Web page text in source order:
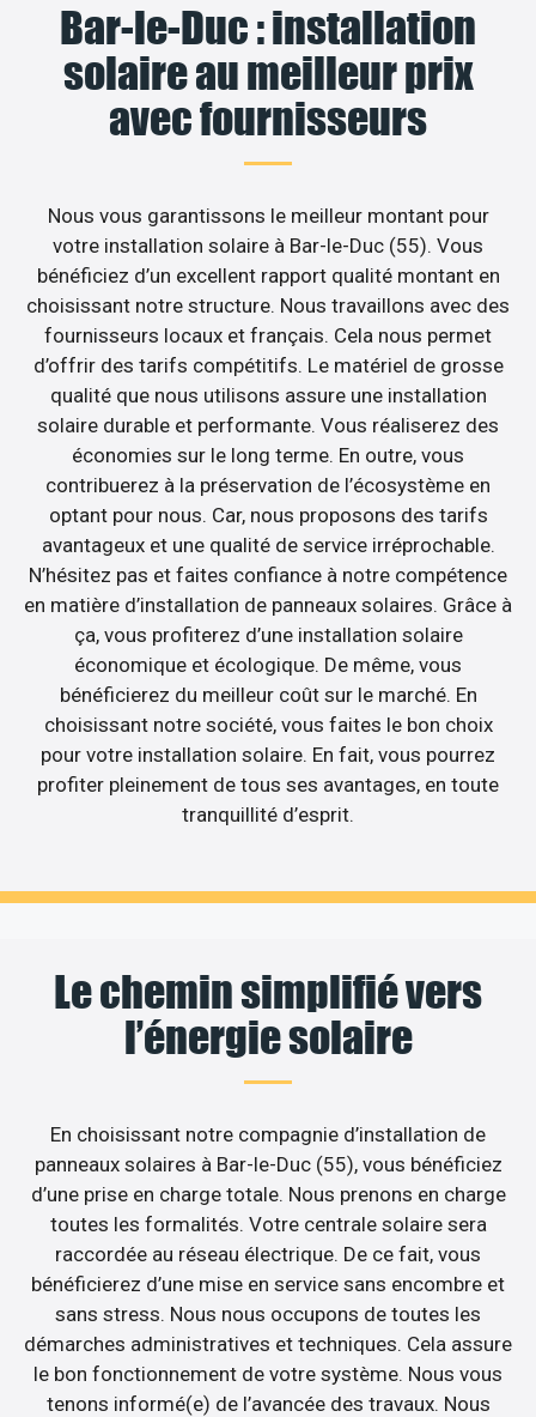
Bar-le-Duc : installation
solaire au meilleur prix
avec fournisseurs
Nous vous garantissons le meilleur montant pour
votre installation solaire à Bar-le-Duc (55). Vous
bénéficiez d’un excellent rapport qualité montant en
choisissant notre structure. Nous travaillons avec des
fournisseurs locaux et français. Cela nous permet
d’offrir des tarifs compétitifs. Le matériel de grosse
qualité que nous utilisons assure une installation
solaire durable et performante. Vous réaliserez des
économies sur le long terme. En outre, vous
contribuerez à la préservation de l’écosystème en
optant pour nous. Car, nous proposons des tarifs
avantageux et une qualité de service irréprochable.
N’hésitez pas et faites confiance à notre compétence
en matière d’installation de panneaux solaires. Grâce à
ça, vous profiterez d’une installation solaire
économique et écologique. De même, vous
bénéficierez du meilleur coût sur le marché. En
choisissant notre société, vous faites le bon choix
pour votre installation solaire. En fait, vous pourrez
profiter pleinement de tous ses avantages, en toute
tranquillité d’esprit.
Le chemin simplifié vers
l’énergie solaire
En choisissant notre compagnie d’installation de
panneaux solaires à Bar-le-Duc (55), vous bénéficiez
d’une prise en charge totale. Nous prenons en charge
toutes les formalités. Votre centrale solaire sera
raccordée au réseau électrique. De ce fait, vous
bénéficierez d’une mise en service sans encombre et
sans stress. Nous nous occupons de toutes les
démarches administratives et techniques. Cela assure
le bon fonctionnement de votre système. Nous vous
tenons informé(e) de l’avancée des travaux. Nous